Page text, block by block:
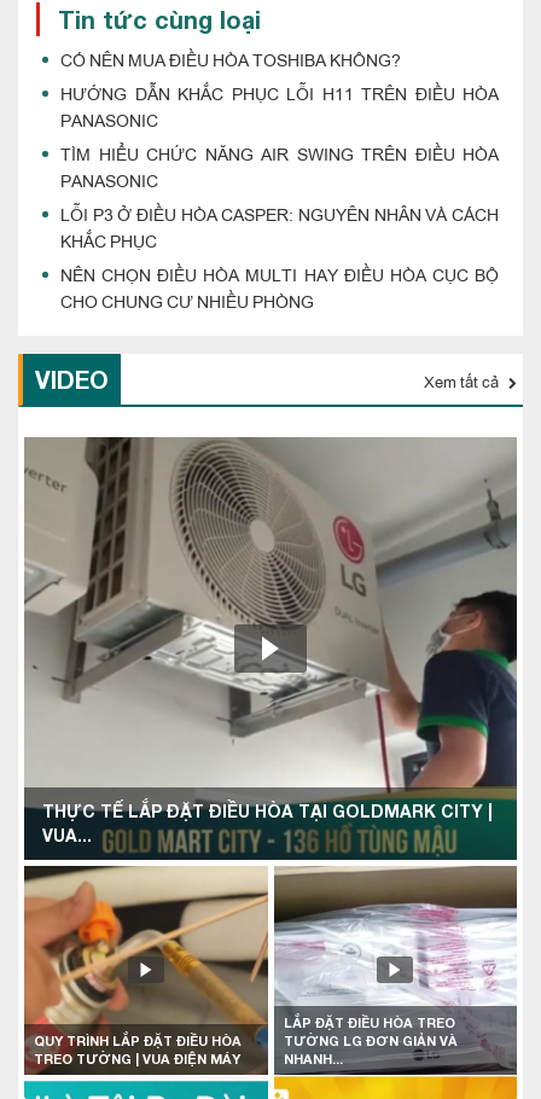
Tin tức cùng loại
CÓ NÊN MUA ĐIỀU HÒA TOSHIBA KHÔNG?
HƯỚNG DẪN KHẮC PHỤC LỖI H11 TRÊN ĐIỀU HÒA
PANASONIC
TÌM HIỂU CHỨC NĂNG AIR SWING TRÊN ĐIỀU HÒA
PANASONIC
LỖI P3 Ở ĐIỀU HÒA CASPER: NGUYÊN NHÂN VÀ CÁCH
KHẮC PHỤC
NÊN CHỌN ĐIỀU HÒA MULTI HAY ĐIỀU HÒA CỤC BỘ
CHO CHUNG CƯ NHIỀU PHÒNG
VIDEO Xem tất cả
THỰC TẾ LẮP ĐẶT ĐIỀU HÒA TẠI GOLDMARK CITY |
VUA...
QUY TRÌNH LẮP ĐẶT ĐIỀU HÒA
TREO TƯỜNG | VUA ĐIỆN MÁY
LẮP ĐẶT ĐIỀU HÒA TREO
TƯỜNG LG ĐƠN GIẢN VÀ
NHANH...